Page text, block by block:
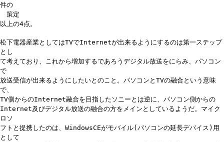
件の
策定
以上の4点。
松下電器産業としてはTVでInternetが出来るようにするのは第一ステップ
とし
て考えており、これから増加するであろうデジタル放送をにらみ、パソコン
で
放送受信が出来るようにしたいとのこと。パソコンとTVの融合という意味
で、
TV側からのInternet融合を目指したソニーとは逆に、パソコン側からの
Internet及びデジタル放送の融合の方をメインとしているようだ。マイク
ロソ
フトと提携したのは、WindowsCEがモバイル(パソコンの延長デバイス)用
として